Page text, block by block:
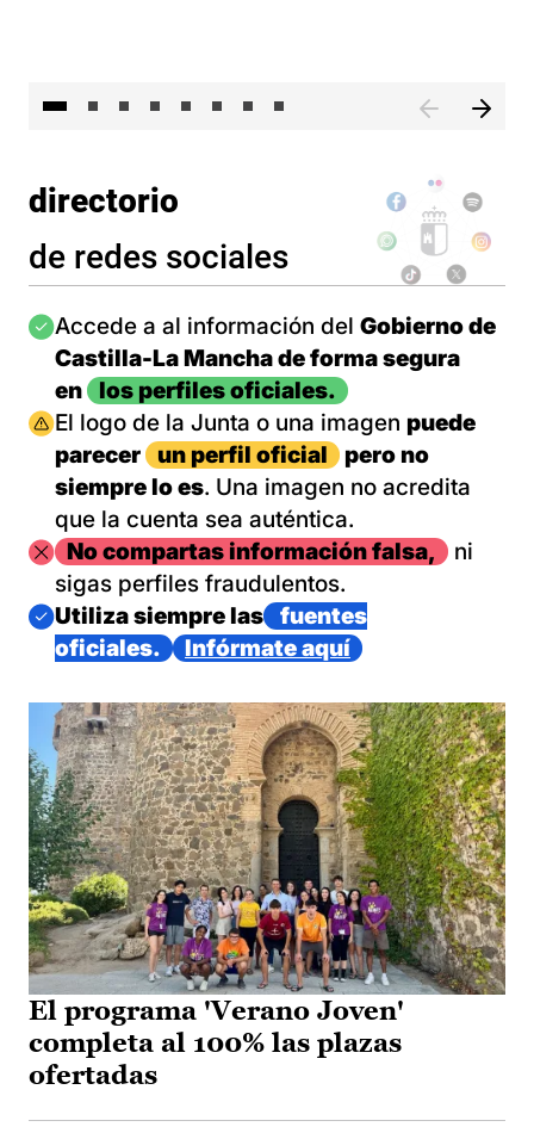
directorio
de redes sociales
Imagen
Accede a al información del Gobierno de
Castilla-La Mancha de forma segura
en
los perfiles oficiales.
Imagen
El logo de la Junta o una imagen puede
parecer
un perfil oficial
pero no
siempre lo es. Una imagen no acredita
que la cuenta sea auténtica.
ImagenNo compartas información falsa,
ni
sigas perfiles fraudulentos.
Imagen
Utiliza siempre las
fuentes
oficiales.
Infórmate aquí
El programa 'Verano Joven'
completa al 100% las plazas
ofertadas